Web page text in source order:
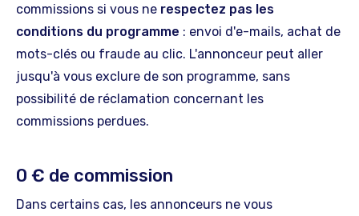
commissions si vous ne respectez pas les
conditions du programme : envoi d'e-mails, achat de
mots-clés ou fraude au clic. L'annonceur peut aller
jusqu'à vous exclure de son programme, sans
possibilité de réclamation concernant les
commissions perdues.
0 € de commission
Dans certains cas, les annonceurs ne vous